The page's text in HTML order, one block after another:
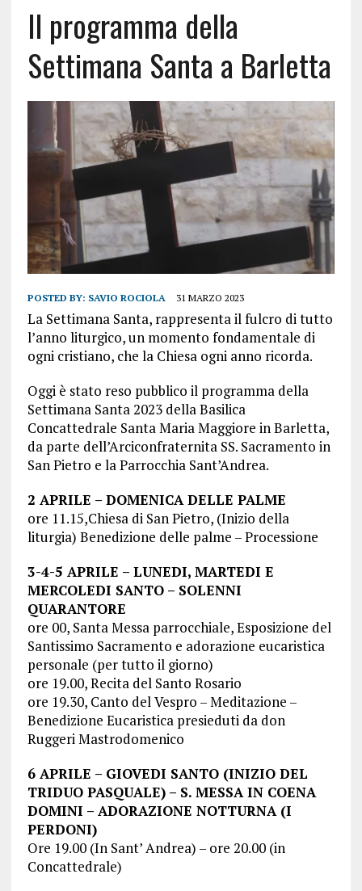
Il programma della
Settimana Santa a Barletta
POSTED BY: SAVIO ROCIOLA 31 MARZO 2023
La Settimana Santa, rappresenta il fulcro di tutto
l’anno liturgico, un momento fondamentale di
ogni cristiano, che la Chiesa ogni anno ricorda.
Oggi è stato reso pubblico il programma della
Settimana Santa 2023 della Basilica
Concattedrale Santa Maria Maggiore in Barletta,
da parte dell’Arciconfraternita SS. Sacramento in
San Pietro e la Parrocchia Sant’Andrea.
2 APRILE – DOMENICA DELLE PALME
ore 11.15,Chiesa di San Pietro, (Inizio della
liturgia) Benedizione delle palme – Processione
3-4-5 APRILE – LUNEDI, MARTEDI E
MERCOLEDI SANTO – SOLENNI
QUARANTORE
ore 00, Santa Messa parrocchiale, Esposizione del
Santissimo Sacramento e adorazione eucaristica
personale (per tutto il giorno)
ore 19.00, Recita del Santo Rosario
ore 19.30, Canto del Vespro – Meditazione –
Benedizione Eucaristica presieduti da don
Ruggeri Mastrodomenico
6 APRILE – GIOVEDI SANTO (INIZIO DEL
TRIDUO PASQUALE) – S. MESSA IN COENA
DOMINI – ADORAZIONE NOTTURNA (I
PERDONI)
Ore 19.00 (In Sant’ Andrea) – ore 20.00 (in
Concattedrale)